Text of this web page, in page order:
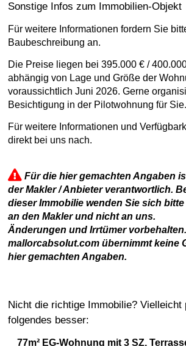
Sonstige Infos zum Immobilien-Objekt
Für weitere Informationen fordern Sie
Baubeschreibung an.
Die Preise liegen bei 395.000 € /
abhängig von Lage und Größe der
voraussichtlich Juni 2026. Gerne
Besichtigung in der Pilotwohnung für Sie.
Für weitere Informationen und
direkt bei uns nach.
Für die hier gemachten Angaben
der Makler / Anbieter verantwortlich.
dieser Immobilie wenden Sie sich
an den Makler und nicht an uns.
Änderungen und Irrtümer vorbehalten.
mallorcabsolut.com übernimmt keine
hier gemachten Angaben.
Nicht die richtige Immobilie? Vielleicht
folgendes besser:
77m² EG-Wohnung mit 3 SZ,